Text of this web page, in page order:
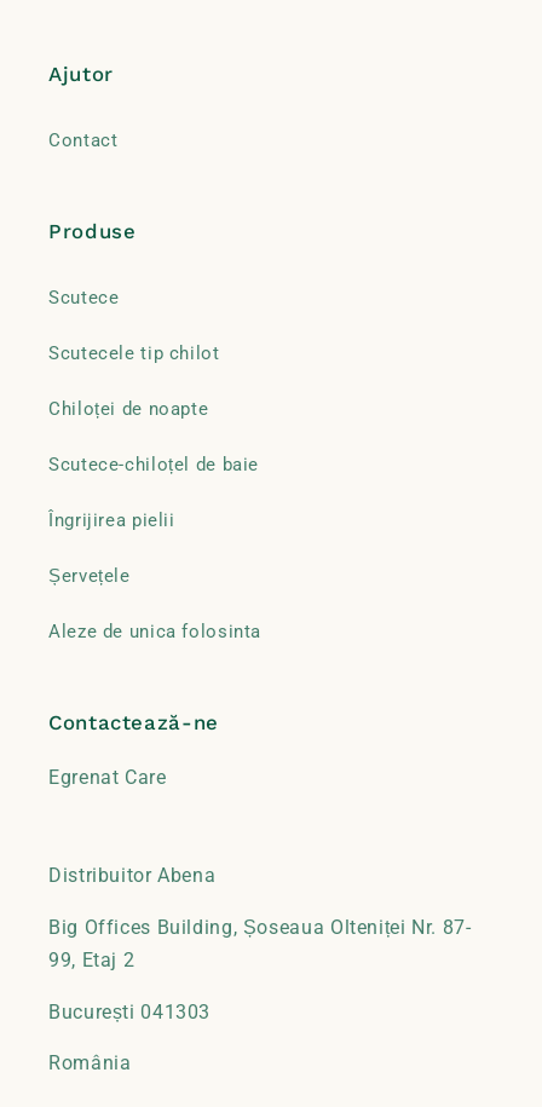
Ajutor
Contact
Produse
Scutece
Scutecele tip chilot
Chiloței de noapte
Scutece-chiloțel de baie
Îngrijirea pielii
Șervețele
Aleze de unica folosinta
Contactează-ne
Egrenat Care
Distribuitor Abena
Big Offices Building, Șoseaua Olteniței Nr. 87-
99, Etaj 2
București 041303
România